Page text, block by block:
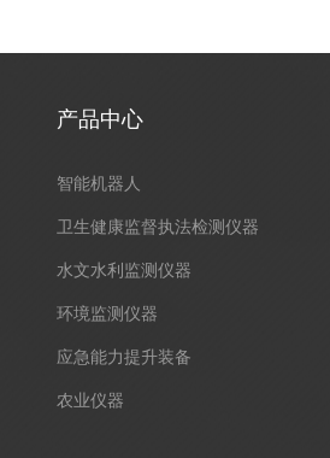
产品中心
智能机器人
卫生健康监督执法检测仪器
水文水利监测仪器
环境监测仪器
应急能力提升装备
农业仪器